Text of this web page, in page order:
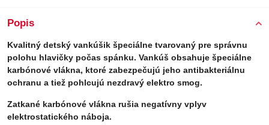
Popis
Kvalitný detský vankúšik špeciálne tvarovaný pre správnu
polohu hlavičky počas spánku. Vankúš obsahuje špeciálne
karbónové vlákna, ktoré zabezpečujú jeho antibakteriálnu
ochranu a tiež pohlcujú nezdravý elektro smog.
Zatkané karbónové vlákna rušia negatívny vplyv
elektrostatického náboja.